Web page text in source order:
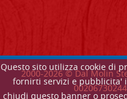
Questo sito utilizza cookie di
fornirti servizi e pubblicita'
2000-2026© Dal Molin